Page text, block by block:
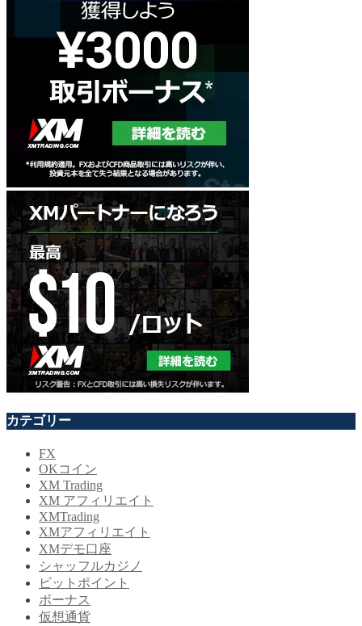
カテゴリー
FX
OKコイン
XM Trading
XM アフィリエイト
XMTrading
XMアフィリエイト
XMデモ口座
シャッフルカジノ
ビットポイント
ボーナス
仮想通貨